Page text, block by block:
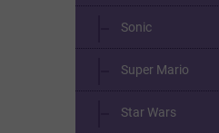
Sonic
Super Mario
Star Wars